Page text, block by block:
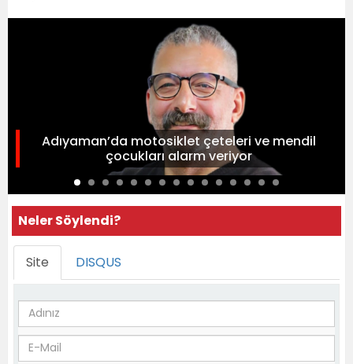
Adıyaman’da motosiklet çeteleri ve mendil
çocukları alarm veriyor
Neler Söylendi?
Site DISQUS